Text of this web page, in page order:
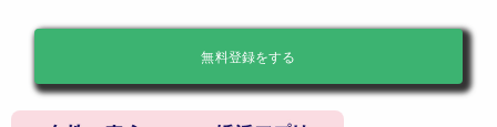
無料登録をする